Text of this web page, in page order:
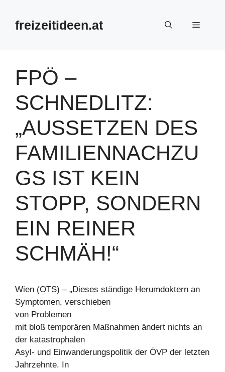
Inhalt
springenfreizeitideen.at Menü
FPÖ –
SCHNEDLITZ:
„AUSSETZEN DES
FAMILIENNACHZU
GS IST KEIN
STOPP, SONDERN
EIN REINER
SCHMÄH!“
Wien (OTS) – „Dieses ständige Herumdoktern an
Symptomen, verschieben
von Problemen
mit bloß temporären Maßnahmen ändert nichts an
der katastrophalen
Asyl- und Einwanderungspolitik der ÖVP der letzten
Jahrzehnte. In